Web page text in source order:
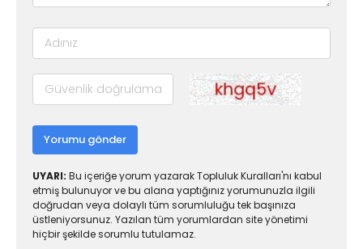
Yorumu gönder
UYARI: Bu içeriğe yorum yazarak Topluluk Kuralları'nı kabul
etmiş bulunuyor ve bu alana yaptığınız yorumunuzla ilgili
doğrudan veya dolaylı tüm sorumluluğu tek başınıza
üstleniyorsunuz. Yazılan tüm yorumlardan site yönetimi
hiçbir şekilde sorumlu tutulamaz.